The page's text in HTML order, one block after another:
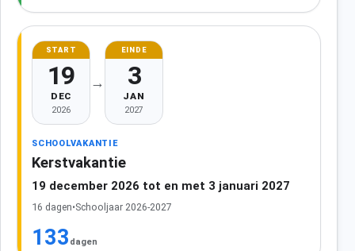
START
19
DEC
2026
→
EINDE
3
JAN
2027
SCHOOLVAKANTIE
Kerstvakantie
19 december 2026 tot en met 3 januari 2027
16 dagen•Schooljaar 2026-2027
133 dagen